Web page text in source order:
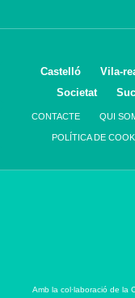
Castelló Vila-
Societat
CONTACTE QUI
POLÍTICA DE
Amb la col·laboració de la